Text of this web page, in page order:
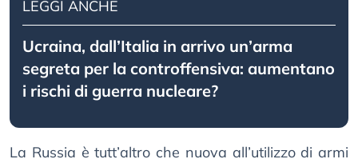
LEGGI ANCHE
Ucraina, dall’Italia in arrivo un’arma
segreta per la controffensiva: aumentano
i rischi di guerra nucleare?
La Russia è tutt’altro che nuova all’utilizzo di armi